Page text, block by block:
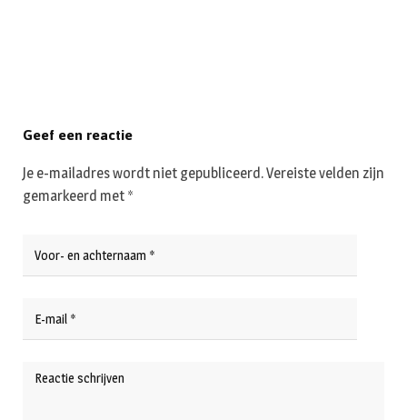
Geef een reactie
Je e-mailadres wordt niet gepubliceerd.Vereiste velden zijn
gemarkeerd met *